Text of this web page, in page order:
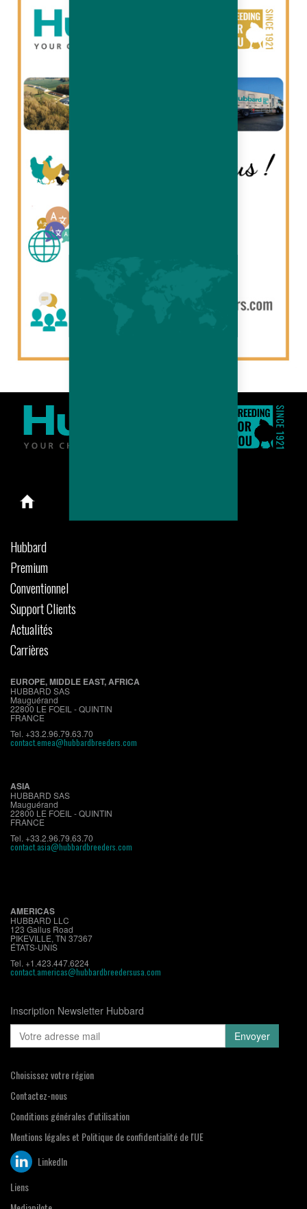
Hubbard
Premium
Conventionnel
Support Clients
Actualités
Carrières
EUROPE, MIDDLE EAST, AFRICA
HUBBARD SAS
Mauguérand
22800 LE FOEIL - QUINTIN
FRANCE
Tel. +33.2.96.79.63.70
contact.emea@hubbardbreeders.com
ASIA
HUBBARD SAS
Mauguérand
22800 LE FOEIL - QUINTIN
FRANCE
Tel. +33.2.96.79.63.70
contact.asia@hubbardbreeders.com
AMERICAS
HUBBARD LLC
123 Gallus Road
PIKEVILLE, TN 37367
ÉTATS-UNIS
Tel. +1.423.447.6224
contact.americas@hubbardbreedersusa.com
Inscription Newsletter Hubbard
Choisissez votre région
Contactez-nous
Conditions générales d'utilisation
Mentions légales et Politique de confidentialité de l'UE
LinkedIn
Liens